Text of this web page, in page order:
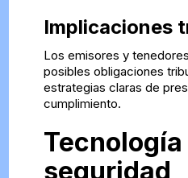
Implicaciones
Los emisores y
posibles obligaciones
estrategias claras de
cumplimiento.
seguridad